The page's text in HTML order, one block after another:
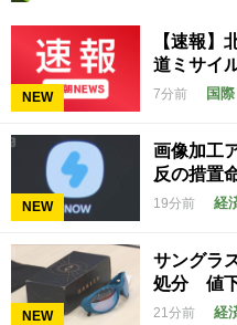
NEW
【速報】
道ミサイ
7分前 国際
NEW
画像加工
反の措置
19分前 経
NEW
サングラ
処分 値
21分前 経